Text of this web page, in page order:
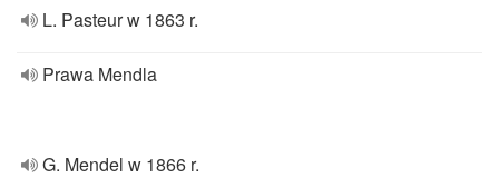
L. Pasteur w 1863 r.
Prawa Mendla
G. Mendel w 1866 r.